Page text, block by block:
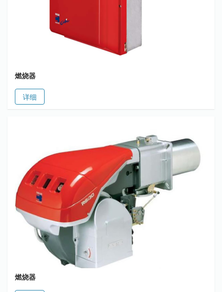
燃烧器
详细
燃烧器